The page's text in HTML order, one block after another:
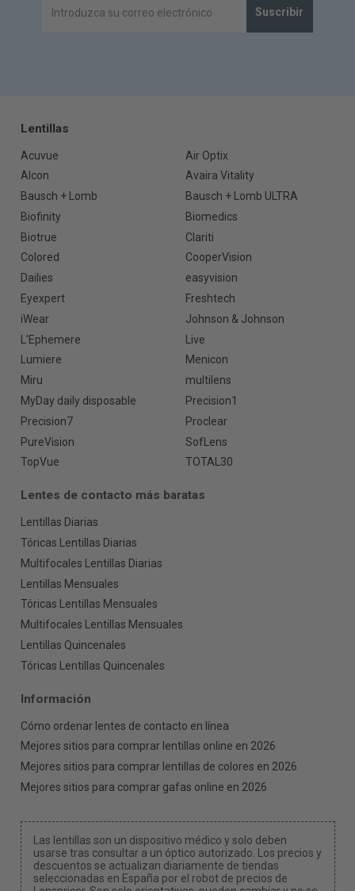
Suscribir
Lentillas
Acuvue
Air Optix
Alcon
Avaira Vitality
Bausch + Lomb
Bausch + Lomb ULTRA
Biofinity
Biomedics
Biotrue
Clariti
Colored
CooperVision
Dailies
easyvision
Eyexpert
Freshtech
iWear
Johnson & Johnson
L'Ephemere
Live
Lumiere
Menicon
Miru
multilens
MyDay daily disposable
Precision1
Precision7
Proclear
PureVision
SofLens
TopVue
TOTAL30
Lentes de contacto más baratas
Lentillas Diarias
Tóricas Lentillas Diarias
Multifocales Lentillas Diarias
Lentillas Mensuales
Tóricas Lentillas Mensuales
Multifocales Lentillas Mensuales
Lentillas Quincenales
Tóricas Lentillas Quincenales
Información
Cómo ordenar lentes de contacto en línea
Mejores sitios para comprar lentillas online en 2026
Mejores sitios para comprar lentillas de colores en 2026
Mejores sitios para comprar gafas online en 2026
Las lentillas son un dispositivo médico y solo deben
usarse tras consultar a un óptico autorizado. Los precios y
descuentos se actualizan diariamente de tiendas
seleccionadas en España por el robot de precios de